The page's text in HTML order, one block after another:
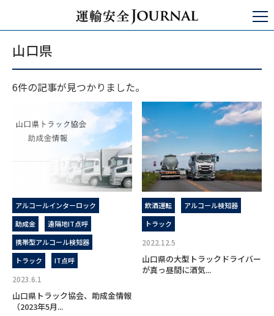
山口県
山口県
6件の記事が見つかりました。
アルコールインターロック
助成金
遠隔地IT点呼
携帯型アルコール検知器
トラック
IT点呼
2023.6.1
山口県トラック協会、助成金情報
（2023年5月...
飲酒運転
アルコール検知器
トラック
2022.12.5
山口県の大型トラックドライバー
が真っ昼間に酒気...